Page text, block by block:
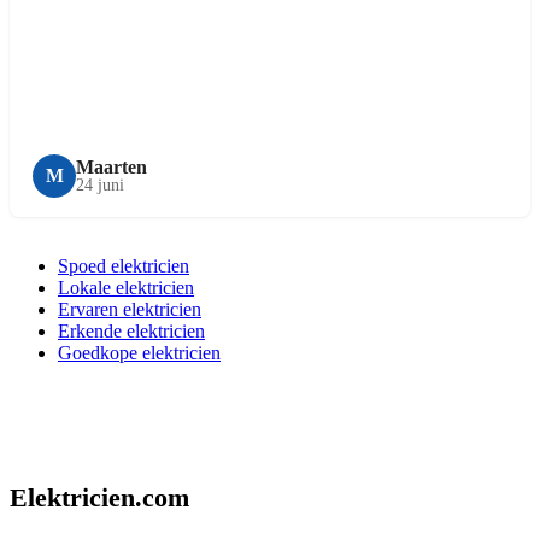
M Maarten
24 juni
Spoed elektricien
Lokale elektricien
Ervaren elektricien
Erkende elektricien
Goedkope elektricien
Elektricien.com